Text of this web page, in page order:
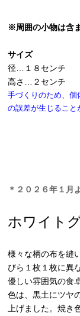
※周囲の小物は含
サイズ
径…１８センチ
高さ…２センチ
手づくりのため、
の誤差が生じること
＊２０２６年１月
ホワイト
様々な柄の布を縫
びら１枚１枚に異
優しい雰囲気の食
色は、黒土にツヤ
上げました。焼